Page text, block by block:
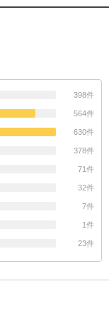
398件
564件
630件
378件
71件
32件
7件
1件
23件